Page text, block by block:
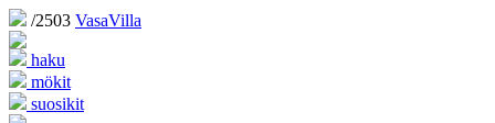
/2503 VasaVilla
haku
mökit
suosikit